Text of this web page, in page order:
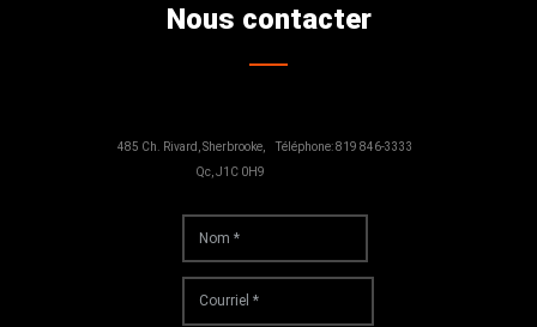
Nous contacter
Téléphone: 819 846-3333
485 Ch. Rivard, Sherbrooke,
Qc, J1C 0H9